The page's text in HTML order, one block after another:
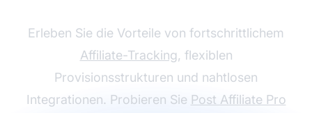
Erleben Sie die Vorteile von fortschrittlichem
Affiliate-Tracking, flexiblen
Provisionsstrukturen und nahtlosen
Integrationen. Probieren Sie Post Affiliate Pro